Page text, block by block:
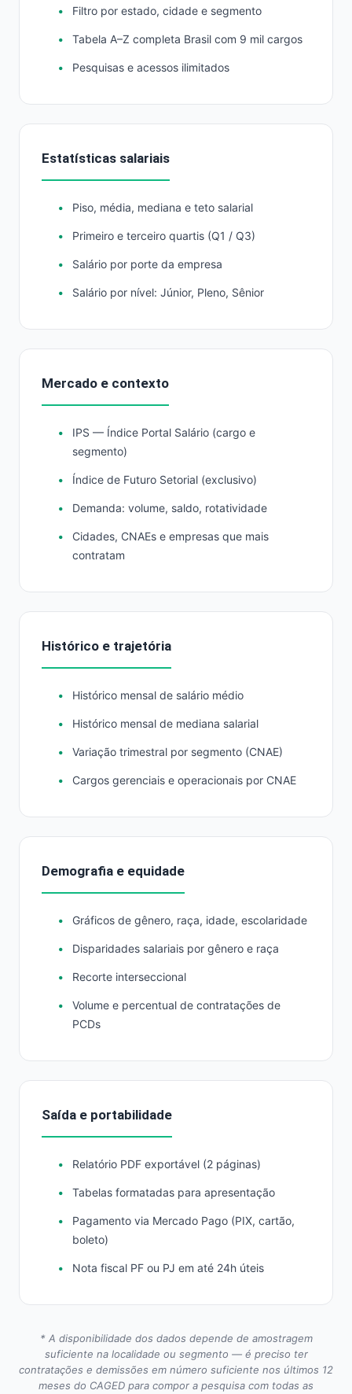
Filtro por estado, cidade e segmento
Tabela A–Z completa Brasil com 9 mil cargos
Pesquisas e acessos ilimitados
Estatísticas salariais
Piso, média, mediana e teto salarial
Primeiro e terceiro quartis (Q1 / Q3)
Salário por porte da empresa
Salário por nível: Júnior, Pleno, Sênior
Mercado e contexto
IPS — Índice Portal Salário (cargo e
segmento)
Índice de Futuro Setorial (exclusivo)
Demanda: volume, saldo, rotatividade
Cidades, CNAEs e empresas que mais
contratam
Histórico e trajetória
Histórico mensal de salário médio
Histórico mensal de mediana salarial
Variação trimestral por segmento (CNAE)
Cargos gerenciais e operacionais por CNAE
Demografia e equidade
Gráficos de gênero, raça, idade, escolaridade
Disparidades salariais por gênero e raça
Recorte interseccional
Volume e percentual de contratações de
PCDs
Saída e portabilidade
Relatório PDF exportável (2 páginas)
Tabelas formatadas para apresentação
Pagamento via Mercado Pago (PIX, cartão,
boleto)
Nota fiscal PF ou PJ em até 24h úteis
* A disponibilidade dos dados depende de amostragem
suficiente na localidade ou segmento — é preciso ter
contratações e demissões em número suficiente nos últimos 12
meses do CAGED para compor a pesquisa com todas as